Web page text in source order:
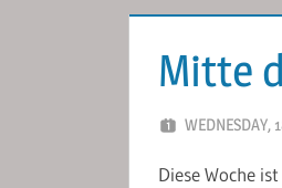
Mitte
WEDNESDAY,
Diese Woche